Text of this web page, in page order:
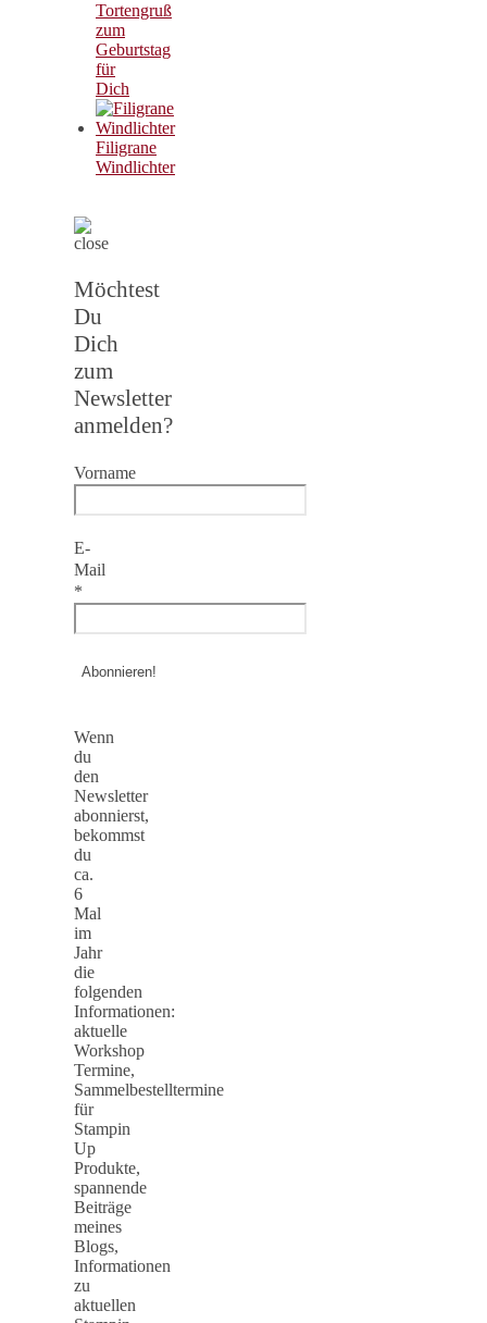
Tortengruß
zum
Geburtstag
für
Dich
Filigrane
Windlichter
Möchtest
Du
Dich
zum
Newsletter
anmelden?
Vorname
E-
Mail
*
Wenn
du
den
Newsletter
abonnierst,
bekommst
du
ca.
6
Mal
im
Jahr
die
folgenden
Informationen:
aktuelle
Workshop
Termine,
Sammelbestelltermine
für
Stampin
Up
Produkte,
spannende
Beiträge
meines
Blogs,
Informationen
zu
aktuellen